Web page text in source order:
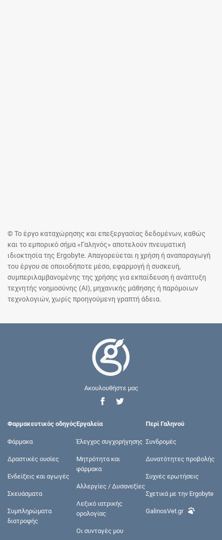
© Το έργο καταχώρησης και επεξεργασίας δεδομένων, καθώς
και το εμπορικό σήμα «Γαληνός» αποτελούν πνευματική
ιδιοκτησία της Ergobyte. Απαγορεύεται η χρήση ή αναπαραγωγή
του έργου σε οποιοδήποτε μέσο, εφαρμογή ή συσκευή,
συμπεριλαμβανομένης της χρήσης για εκπαίδευση ή ανάπτυξη
τεχνητής νοημοσύνης (AI), μηχανικής μάθησης ή παρόμοιων
τεχνολογιών, χωρίς προηγούμενη γραπτή άδεια.
Ακουλουθήστε μας
Φαρμακευτικός οδηγός
Φάρμακα
Δραστικές ουσίες
Ενδείξεις και αγωγές
Σκευάσματα
Συμπληρώματα
διατροφής
Εργαλεία
Έλεγχος συγχορήγησης
Μητρότητα και
φάρμακα
Αλλεργίες / Δυσανεξίες
Λεξικό ιατρικής
ορολογίας
Οι συνταγές μου
Περί Γαληνού
Συνδρομές
Δυνατότητες προβολής
Συχνές ερωτήσεις
Σχετικά με την Ergobyte
GalinosVet.gr